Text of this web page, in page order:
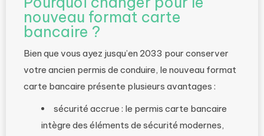
nouveau format carte
bancaire ?
Bien que vous ayez jusqu’en 2033 pour conserver
votre ancien permis de conduire, le nouveau format
carte bancaire présente plusieurs avantages :
sécurité accrue : le permis carte bancaire
intègre des éléments de sécurité modernes,